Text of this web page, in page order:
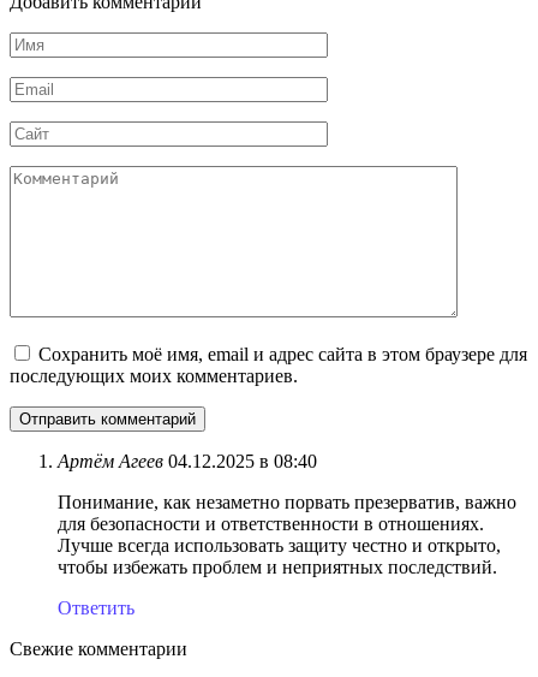
Имя
Email
Сайт
Комментарий
Сохранить моё имя, email и адрес сайта в этом браузере для
последующих моих комментариев.
Артём Агеев 04.12.2025 в 08:40
Понимание, как незаметно порвать презерватив, важно
для безопасности и ответственности в отношениях.
Лучше всегда использовать защиту честно и открыто,
чтобы избежать проблем и неприятных последствий.
Ответить
Свежие комментарии